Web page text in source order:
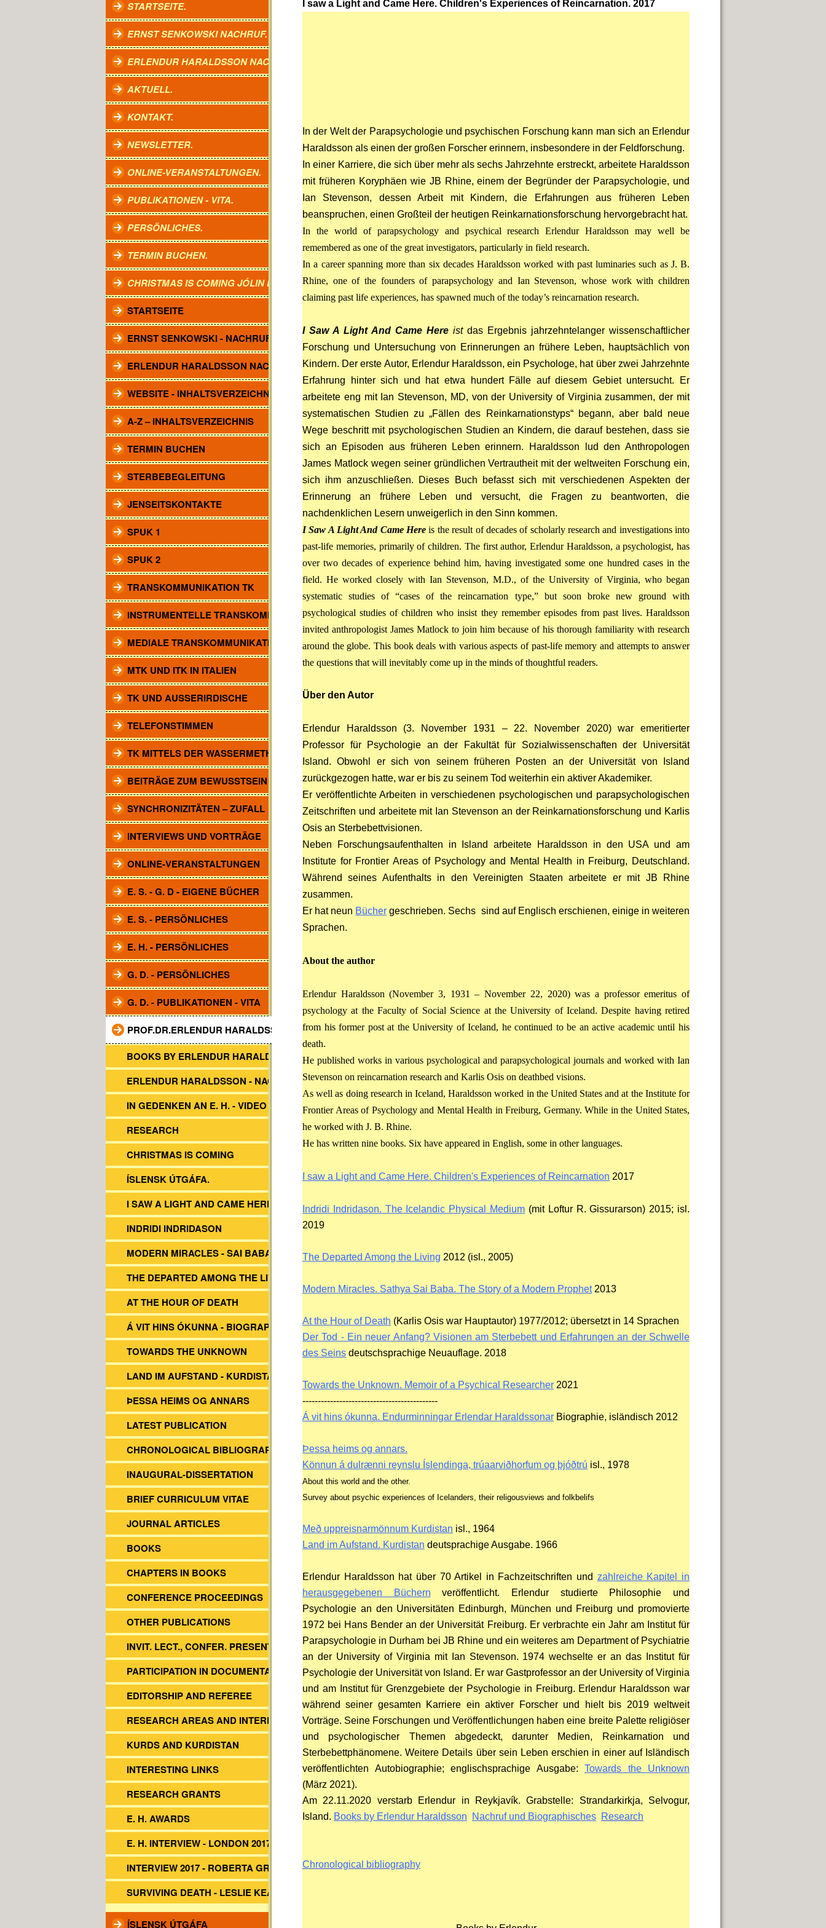
STARTSEITE.
ERNST SENKOWSKI NACHRUF.
ERLENDUR HARALDSSON NACHRUF.
AKTUELL.
KONTAKT.
NEWSLETTER.
ONLINE-VERANSTALTUNGEN.
PUBLIKATIONEN - VITA.
PERSÖNLICHES.
TERMIN BUCHEN.
CHRISTMAS IS COMING JÓLIN KOMA.
STARTSEITE
ERNST SENKOWSKI - NACHRUF
ERLENDUR HARALDSSON NACHRUF
WEBSITE - INHALTSVERZEICHNIS
A-Z – INHALTSVERZEICHNIS
TERMIN BUCHEN
STERBEBEGLEITUNG
JENSEITSKONTAKTE
SPUK 1
SPUK 2
TRANSKOMMUNIKATION TK
INSTRUMENTELLE TRANSKOMM.
MEDIALE TRANSKOMMUNIKATION
MTK UND ITK IN ITALIEN
TK UND AUSSERIRDISCHE
TELEFONSTIMMEN
TK MITTELS DER WASSERMETHODE
BEITRÄGE ZUM BEWUSSTSEIN
SYNCHRONIZITÄTEN – ZUFALL
INTERVIEWS UND VORTRÄGE
ONLINE-VERANSTALTUNGEN
E. S. - G. D - EIGENE BÜCHER
E. S. - PERSÖNLICHES
E. H. - PERSÖNLICHES
G. D. - PERSÖNLICHES
G. D. - PUBLIKATIONEN - VITA
PROF.DR.ERLENDUR HARALDSSON
BOOKS BY ERLENDUR HARALDSSON
ERLENDUR HARALDSSON - NACHRUF
IN GEDENKEN AN E. H. - VIDEO
RESEARCH
CHRISTMAS IS COMING
ÍSLENSK ÚTGÁFA.
I SAW A LIGHT AND CAME HERE
INDRIDI INDRIDASON
MODERN MIRACLES - SAI BABA
THE DEPARTED AMONG THE LIVING
AT THE HOUR OF DEATH
Á VIT HINS ÓKUNNA - BIOGRAPHY EH
TOWARDS THE UNKNOWN
LAND IM AUFSTAND - KURDISTAN
ÞESSA HEIMS OG ANNARS
LATEST PUBLICATION
CHRONOLOGICAL BIBLIOGRAPHY
INAUGURAL-DISSERTATION
BRIEF CURRICULUM VITAE
JOURNAL ARTICLES
BOOKS
CHAPTERS IN BOOKS
CONFERENCE PROCEEDINGS
OTHER PUBLICATIONS
INVIT. LECT., CONFER. PRESENT.
PARTICIPATION IN DOCUMENTARIES
EDITORSHIP AND REFEREE
RESEARCH AREAS AND INTERESTS
KURDS AND KURDISTAN
INTERESTING LINKS
RESEARCH GRANTS
E. H. AWARDS
E. H. INTERVIEW - LONDON 2017
INTERVIEW 2017 - ROBERTA GRIMES
SURVIVING DEATH - LESLIE KEAN
ÍSLENSK ÚTGÁFA
I saw a Light and Came Here. Children's Experiences of Reincarnation. 2017
In der Welt der Parapsychologie und psychischen Forschung kann man sich an Erlendur
Haraldsson als einen der großen Forscher erinnern, insbesondere in der Feldforschung.
In einer Karriere, die sich über mehr als sechs Jahrzehnte erstreckt, arbeitete Haraldsson
mit früheren Koryphäen wie JB Rhine, einem der Begründer der Parapsychologie, und
Ian Stevenson, dessen Arbeit mit Kindern, die Erfahrungen aus früheren Leben
beanspruchen, einen Großteil der heutigen Reinkarnationsforschung hervorgebracht hat.
In the world of parapsychology and psychical research Erlendur Haraldsson may well be
remembered as one of the great investigators, particularly in field research.
In a career spanning more than six decades Haraldsson worked with past luminaries such as J. B.
Rhine, one of the founders of parapsychology and Ian Stevenson, whose work with children
claiming past life experiences, has spawned much of the today’s reincarnation research.
I Saw A Light And Came Here ist das Ergebnis jahrzehntelanger wissenschaftlicher
Forschung und Untersuchung von Erinnerungen an frühere Leben, hauptsächlich von
Kindern. Der erste Autor, Erlendur Haraldsson, ein Psychologe, hat über zwei Jahrzehnte
Erfahrung hinter sich und hat etwa hundert Fälle auf diesem Gebiet untersucht. Er
arbeitete eng mit Ian Stevenson, MD, von der University of Virginia zusammen, der mit
systematischen Studien zu „Fällen des Reinkarnationstyps“ begann, aber bald neue
Wege beschritt mit psychologischen Studien an Kindern, die darauf bestehen, dass sie
sich an Episoden aus früheren Leben erinnern. Haraldsson lud den Anthropologen
James Matlock wegen seiner gründlichen Vertrautheit mit der weltweiten Forschung ein,
sich ihm anzuschließen. Dieses Buch befasst sich mit verschiedenen Aspekten der
Erinnerung an frühere Leben und versucht, die Fragen zu beantworten, die
nachdenklichen Lesern unweigerlich in den Sinn kommen.
I Saw A Light And Came Here is the result of decades of scholarly research and investigations into
past-life memories, primarily of children. The first author, Erlendur Haraldsson, a psychologist, has
over two decades of experience behind him, having investigated some one hundred cases in the
field. He worked closely with Ian Stevenson, M.D., of the University of Virginia, who began
systematic studies of “cases of the reincarnation type,” but soon broke new ground with
psychological studies of children who insist they remember episodes from past lives. Haraldsson
invited anthropologist James Matlock to join him because of his thorough familiarity with research
around the globe. This book deals with various aspects of past-life memory and attempts to answer
the questions that will inevitably come up in the minds of thoughtful readers.
Über den Autor
Erlendur Haraldsson (3. November 1931 – 22. November 2020) war emeritierter
Professor für Psychologie an der Fakultät für Sozialwissenschaften der Universität
Island. Obwohl er sich von seinem früheren Posten an der Universität von Island
zurückgezogen hatte, war er bis zu seinem Tod weiterhin ein aktiver Akademiker.
Er veröffentlichte Arbeiten in verschiedenen psychologischen und parapsychologischen
Zeitschriften und arbeitete mit Ian Stevenson an der Reinkarnationsforschung und Karlis
Osis an Sterbebettvisionen.
Neben Forschungsaufenthalten in Island arbeitete Haraldsson in den USA und am
Institute for Frontier Areas of Psychology and Mental Health in Freiburg, Deutschland.
Während seines Aufenthalts in den Vereinigten Staaten arbeitete er mit JB Rhine
zusammen.
Er hat neun Bücher geschrieben. Sechs sind auf Englisch erschienen, einige in weiteren
Sprachen.
About the author
Erlendur Haraldsson (November 3, 1931 – November 22, 2020) was a professor emeritus of
psychology at the Faculty of Social Science at the University of Iceland.Despite having retired
from his former post at the University of Iceland, he continued to be an active academic until his
death.
He published works in various psychological and parapsychological journals and worked with Ian
Stevenson on reincarnation research and Karlis Osis on deathbed visions.
As well as doing research in Iceland, Haraldsson worked in the United States and at the Institute for
Frontier Areas of Psychology and Mental Health in Freiburg, Germany. While in the United States,
he worked with J. B. Rhine.
He has written nine books. Six have appeared in English, some in other languages.
I saw a Light and Came Here. Children's Experiences of Reincarnation 2017
Indridi Indridason. The Icelandic Physical Medium (mit Loftur R. Gissurarson) 2015; isl.
2019
The Departed Among the Living 2012 (isl., 2005)
Modern Miracles. Sathya Sai Baba. The Story of a Modern Prophet2013
At the Hour of Death (Karlis Osis war Hauptautor) 1977/2012; übersetzt in 14 Sprachen
Der Tod - Ein neuer Anfang? Visionen am Sterbebett und Erfahrungen an der Schwelle
des Seins deutschsprachige Neuauflage. 2018
Towards the Unknown. Memoir of a Psychical Researcher 2021
--------------------------------------------
Á vit hins ókunna. Endurminningar Erlendar Haraldssonar Biographie, isländisch 2012
Þessa heims og annars.
Könnun á dulrænni reynslu Íslendinga, trúaarviðhorfum og þjóðtrú isl., 1978
About this world and the other.
Survey about psychic experiences of Icelanders, their religousviews and folkbelifs
Með uppreisnarmönnum Kurdistan isl., 1964
Land im Aufstand. Kurdistan deutsprachige Ausgabe. 1966
Erlendur Haraldsson hat über 70 Artikel in Fachzeitschriften und zahlreiche Kapitel in
herausgegebenen Büchern veröffentlicht. Erlendur studierte Philosophie und
Psychologie an den Universitäten Edinburgh, München und Freiburg und promovierte
1972 bei Hans Bender an der Universität Freiburg. Er verbrachte ein Jahr am Institut für
Parapsychologie in Durham bei JB Rhine und ein weiteres am Department of Psychiatrie
an der University of Virginia mit Ian Stevenson. 1974 wechselte er an das Institut für
Psychologie der Universität von Island. Er war Gastprofessor an der University of Virginia
und am Institut für Grenzgebiete der Psychologie in Freiburg. Erlendur Haraldsson war
während seiner gesamten Karriere ein aktiver Forscher und hielt bis 2019 weltweit
Vorträge. Seine Forschungen und Veröffentlichungen haben eine breite Palette religiöser
und psychologischer Themen abgedeckt, darunter Medien, Reinkarnation und
Sterbebettphänomene.Weitere Details über sein Leben erschien in einer auf Isländisch
veröffentlichten Autobiographie; englischsprachige Ausgabe:
Towards the Unknown
(März 2021).
Am 22.11.2020 verstarb Erlendur in
Reykjavík.Grabstelle: Strandarkirkja, Selvogur,
Island. Books by Erlendur Haraldsson Nachruf und Biographisches Research
Chronological bibliography